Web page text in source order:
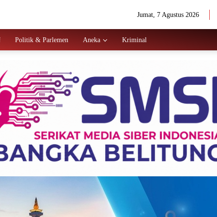
Jumat, 7 Agustus 2026
Politik & Parlemen Aneka Kriminal